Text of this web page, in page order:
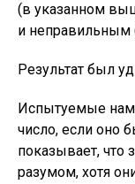
(в указанном
и неправильным
Результат был
Испытуемые
число, если оно
показывает, что
разумом, хотя